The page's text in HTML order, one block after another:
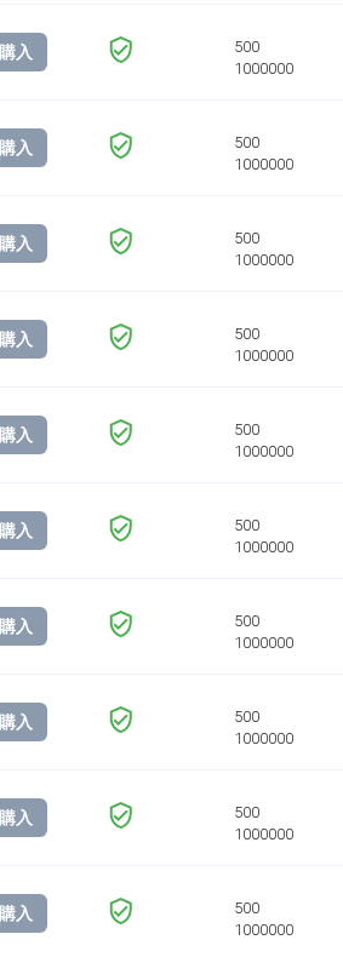
購入
500
1000000
購入
500
1000000
購入
500
1000000
購入
500
1000000
購入
500
1000000
購入
500
1000000
購入
500
1000000
購入
500
1000000
購入
500
1000000
購入
500
1000000